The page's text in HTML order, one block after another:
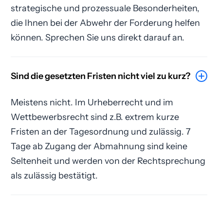
strategische und prozessuale Besonderheiten,
die Ihnen bei der Abwehr der Forderung helfen
können. Sprechen Sie uns direkt darauf an.
Sind die gesetzten Fristen nicht viel zu kurz?
Meistens nicht. Im Urheberrecht und im
Wettbewerbsrecht sind z.B. extrem kurze
Fristen an der Tagesordnung und zulässig. 7
Tage ab Zugang der Abmahnung sind keine
Seltenheit und werden von der Rechtsprechung
als zulässig bestätigt.